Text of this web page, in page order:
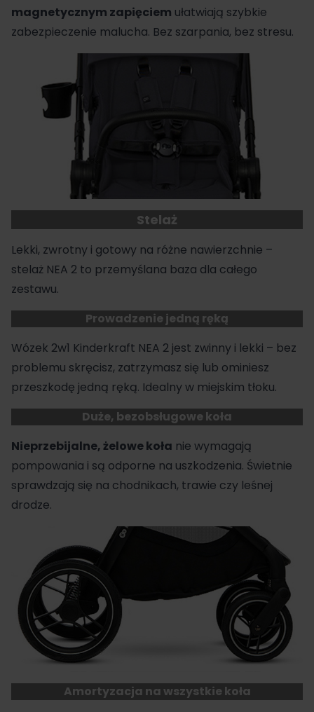
magnetycznym zapięciem ułatwiają szybkie
zabezpieczenie malucha. Bez szarpania, bez stresu.
Stelaż
Lekki, zwrotny i gotowy na różne nawierzchnie –
stelaż NEA 2 to przemyślana baza dla całego
zestawu.
Prowadzenie jedną ręką
Wózek 2w1 Kinderkraft NEA 2 jest zwinny i lekki – bez
problemu skręcisz, zatrzymasz się lub ominiesz
przeszkodę jedną ręką. Idealny w miejskim tłoku.
Duże, bezobsługowe koła
Nieprzebijalne, żelowe koła nie wymagają
pompowania i są odporne na uszkodzenia. Świetnie
sprawdzają się na chodnikach, trawie czy leśnej
drodze.
Amortyzacja na wszystkie koła